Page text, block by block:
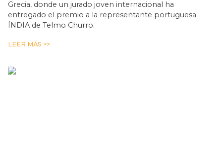
Grecia, donde un jurado joven internacional ha
entregado el premio a la representante portuguesa
ÍNDIA de Telmo Churro.
LEER MÁS >>